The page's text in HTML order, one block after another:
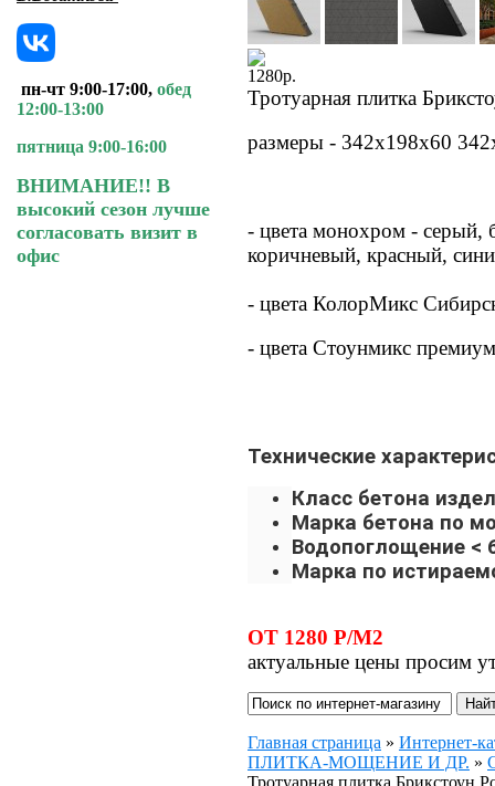
пн-чт 9:00-17:00, обед
12:00-13:00
пятница 9:00-16:00
ВНИМАНИЕ!! В
высокий сезон лучше
согласовать визит в
офис
1280р.
Тротуарная плитка
размеры - 342х198х60
- цвета монохром - серый,
коричневый, красный,
- цвета КолорМикс
- цвета Стоунмикс
Технические
Класс бетона
Марка бетона по
Водопоглощение <
Марка по
ОТ 1280 Р/М2
актуальные цены просим
Главная страница » Интернет-
ПЛИТКА-МОЩЕНИЕ И ДР. »
Тротуарная плитка Брикстоун